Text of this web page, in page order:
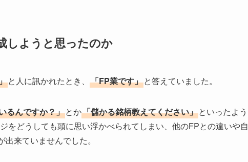
しようと思ったのか
と人に訊かれたとき、 「FP業です」と答えていました。
るんですか？」とか「儲かる銘柄教えてください」といったよう
をどうしても頭に思い浮かべられてしまい、他のFPとの違いや自
来ていませんでした。